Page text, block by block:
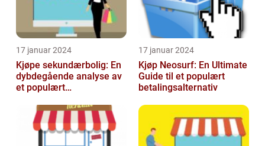
17 januar 2024
Kjøpe sekundærbolig: En
dybdegående analyse av
et populært
17 januar 2024
Kjøp Neosurf: En Ultimate
Guide til et populært
betalingsalternativ